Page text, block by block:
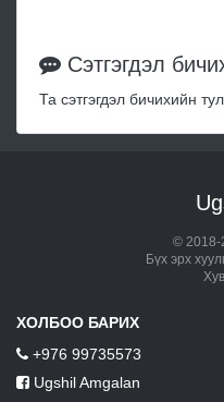
Сэтгэгдэл
Та сэтгэгдэл бичихийн
© 2018-
Бүх эрх
ХОЛБОО БАРИХ
+976 99735573
Ugshil Amgalan